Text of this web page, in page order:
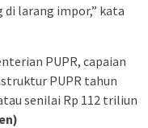
di larang impor,” kata
PUPR, capaian
PUPR tahun
senilai Rp 112 triliun